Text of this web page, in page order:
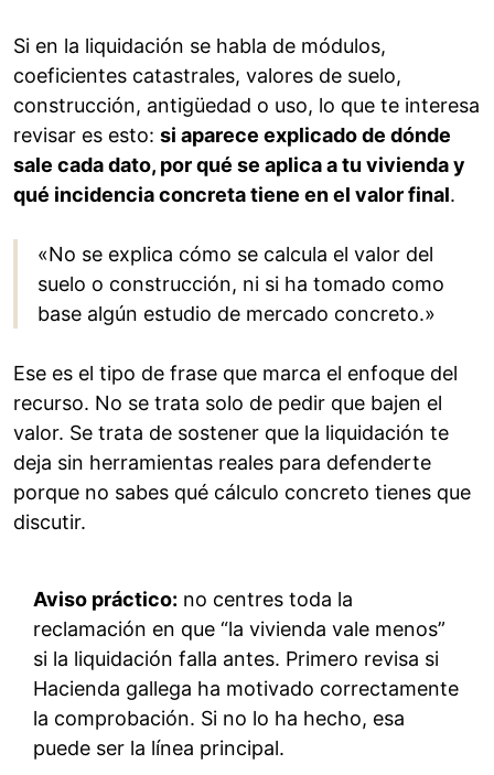
Si en la liquidación se habla de módulos,
coeficientes catastrales, valores de suelo,
construcción, antigüedad o uso, lo que te interesa
revisar es esto: si aparece explicado de dónde
sale cada dato, por qué se aplica a tu vivienda y
qué incidencia concreta tiene en el valor final.
«No se explica cómo se calcula el valor del
suelo o construcción, ni si ha tomado como
base algún estudio de mercado concreto.»
Ese es el tipo de frase que marca el enfoque del
recurso. No se trata solo de pedir que bajen el
valor. Se trata de sostener que la liquidación te
deja sin herramientas reales para defenderte
porque no sabes qué cálculo concreto tienes que
discutir.
Aviso práctico: no centres toda la
reclamación en que “la vivienda vale menos”
si la liquidación falla antes. Primero revisa si
Hacienda gallega ha motivado correctamente
la comprobación. Si no lo ha hecho, esa
puede ser la línea principal.